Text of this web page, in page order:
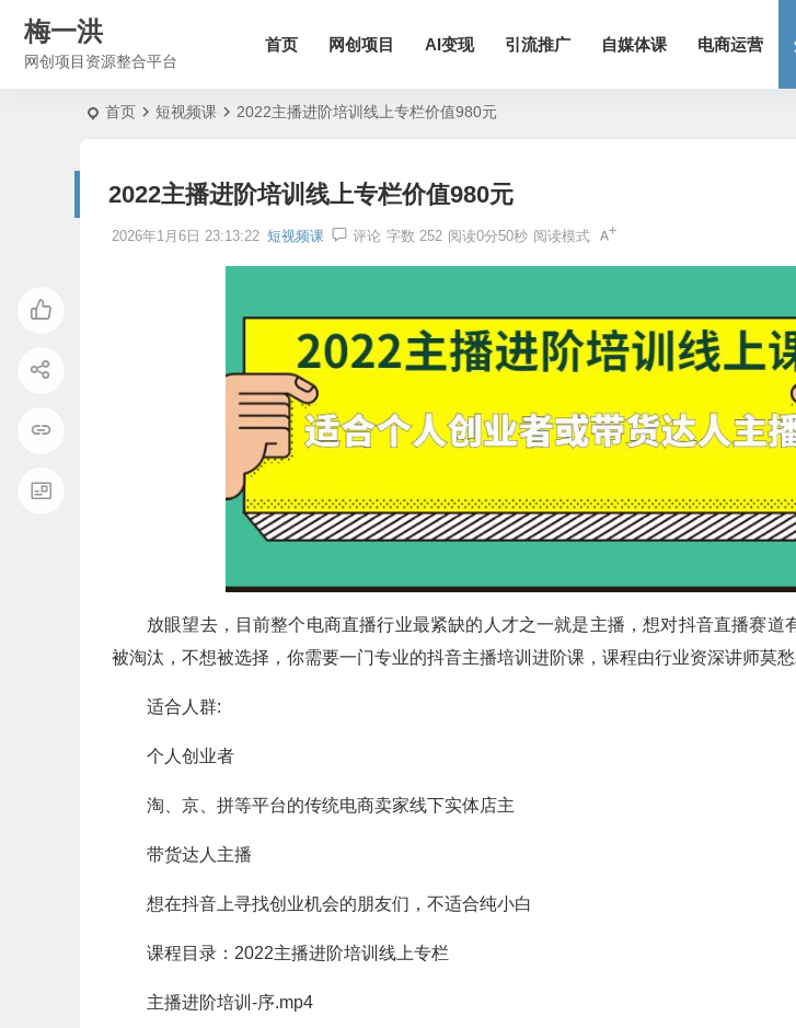
梅一洪
网创项目资源整合平台
首页 网创项目 AI变现 引流推广 自媒体课 电商运营
首页 短视频课 2022主播进阶培训线上专栏价值980元
2022主播进阶培训线上专栏价值980元
2026年1月6日 23:13:22 短视频课 评论 字数 252 阅读0分50秒 阅读模式
放眼望去，目前整个电商直播行业最紧缺的人才之一就是主播，想对抖音直播赛道
被淘汰，不想被选择，你需要一门专业的抖音主播培训进阶课，课程由行业资深讲师莫愁
适合人群:
个人创业者
淘、京、拼等平台的传统电商卖家线下实体店主
带货达人主播
想在抖音上寻找创业机会的朋友们，不适合纯小白
课程目录：2022主播进阶培训线上专栏
主播进阶培训-序.mp4